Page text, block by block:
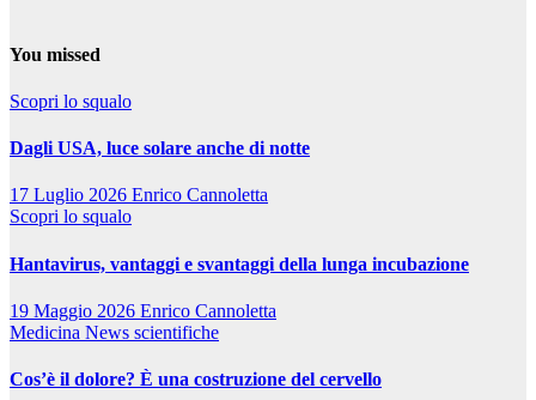
You missed
Scopri lo squalo
Dagli USA, luce solare anche di notte
17 Luglio 2026 Enrico Cannoletta
Scopri lo squalo
Hantavirus, vantaggi e svantaggi della lunga incubazione
19 Maggio 2026 Enrico Cannoletta
Medicina News scientifiche
Cos’è il dolore? È una costruzione del cervello